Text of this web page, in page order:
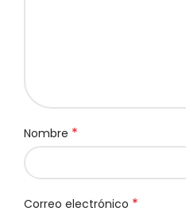
Nombre *
Correo electrónico *